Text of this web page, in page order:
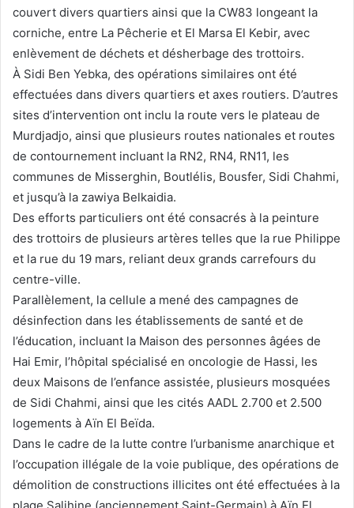
couvert divers quartiers ainsi que la CW83 longeant la
corniche, entre La Pêcherie et El Marsa El Kebir, avec
enlèvement de déchets et désherbage des trottoirs.
À Sidi Ben Yebka, des opérations similaires ont été
effectuées dans divers quartiers et axes routiers. D’autres
sites d’intervention ont inclu la route vers le plateau de
Murdjadjo, ainsi que plusieurs routes nationales et routes
de contournement incluant la RN2, RN4, RN11, les
communes de Misserghin, Boutlélis, Bousfer, Sidi Chahmi,
et jusqu’à la zawiya Belkaidia.
Des efforts particuliers ont été consacrés à la peinture
des trottoirs de plusieurs artères telles que la rue Philippe
et la rue du 19 mars, reliant deux grands carrefours du
centre-ville.
Parallèlement, la cellule a mené des campagnes de
désinfection dans les établissements de santé et de
l’éducation, incluant la Maison des personnes âgées de
Hai Emir, l’hôpital spécialisé en oncologie de Hassi, les
deux Maisons de l’enfance assistée, plusieurs mosquées
de Sidi Chahmi, ainsi que les cités AADL 2.700 et 2.500
logements à Aïn El Beïda.
Dans le cadre de la lutte contre l’urbanisme anarchique et
l’occupation illégale de la voie publique, des opérations de
démolition de constructions illicites ont été effectuées à la